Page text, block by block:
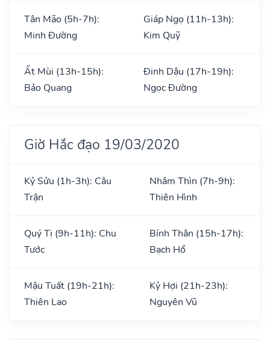
Tân Mão (5h-7h):
Minh Đường
Giáp Ngọ (11h-13h):
Kim Quỹ
Ất Mùi (13h-15h):
Bảo Quang
Đinh Dậu (17h-19h):
Ngọc Đường
Giờ Hắc đạo 19/03/2020
Kỷ Sửu (1h-3h): Câu
Trận
Nhâm Thìn (7h-9h):
Thiên Hình
Quý Tị (9h-11h): Chu
Tước
Bính Thân (15h-17h):
Bạch Hổ
Mậu Tuất (19h-21h):
Thiên Lao
Kỷ Hợi (21h-23h):
Nguyên Vũ